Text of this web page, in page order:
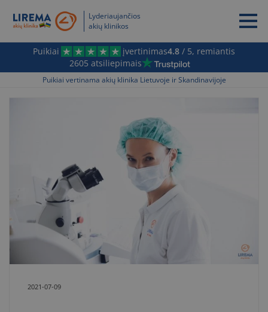
Lyderiaujančios
akių klinikos
Puikiai įvertinimas4.8 / 5, remiantis
2605 atsiliepimais
Puikiai vertinama akių klinika Lietuvoje ir Skandinavijoje
2021-07-09